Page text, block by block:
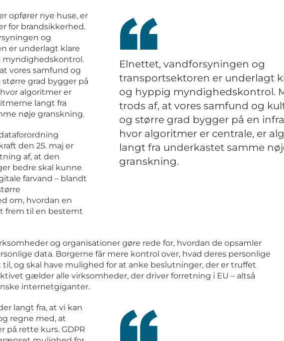
Elnettet, vandforsyningen og
transportsektoren er underlagt
og hyppig myndighedskontrol.
trods af, at vores samfund og
og større grad bygger på en
hvor algoritmer er centrale, er
langt fra underkastet samme
granskning.
opfører nye huse, er
for brandsikkerhed.
og
er underlagt klare
myndighedskontrol.
vores samfund og
grad bygger på
algoritmer er
langt fra
nøje granskning.
den 25. maj er
af, at den
bedre skal kunne
farvand – blandt
om, hvordan en
frem til en bestemt
og organisationer gøre rede for, hvordan de opsamler
data. Borgerne får mere kontrol over, hvad deres personlige
og skal have mulighed for at anke beslutninger, der er truffet
gælder alle virksomheder, der driver forretning i EU – altså
internetgiganter.
langt fra, at vi kan
regne med, at
på rette kurs. GDPR